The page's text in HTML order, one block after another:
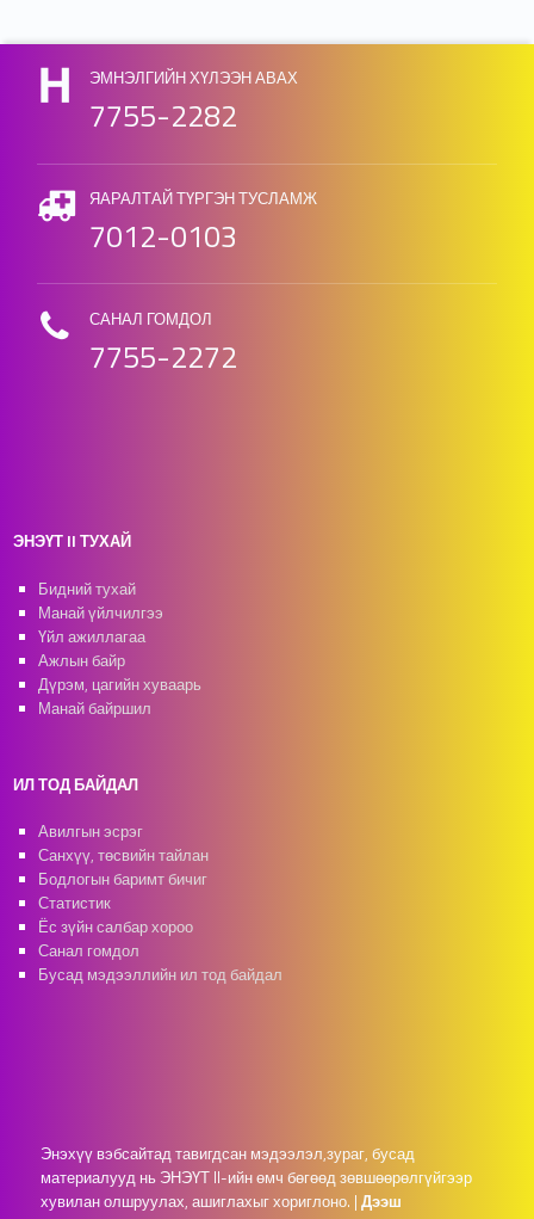
ЭМНЭЛГИЙН ХҮЛЭЭН АВАХ
7755-2282
ЯАРАЛТАЙ ТҮРГЭН ТУСЛАМЖ
7012-0103
САНАЛ ГОМДОЛ
7755-2272
ЭНЭҮТ II ТУХАЙ
Бидний тухай
Манай үйлчилгээ
Үйл ажиллагаа
Ажлын байр
Дүрэм, цагийн хуваарь
Манай байршил
ИЛ ТОД БАЙДАЛ
Авилгын эсрэг
Санхүү, төсвийн тайлан
Бодлогын баримт бичиг
Статистик
Ёс зүйн салбар хороо
Санал гомдол
Бусад мэдээллийн ил тод байдал
Энэхүү вэбсайтад тавигдсан мэдээлэл,зураг, бусад
материалууд нь ЭНЭҮТ II-ийн өмч бөгөөд зөвшөөрөлгүйгээр
хувилан олшруулах, ашиглахыг хориглоно. | Дээш